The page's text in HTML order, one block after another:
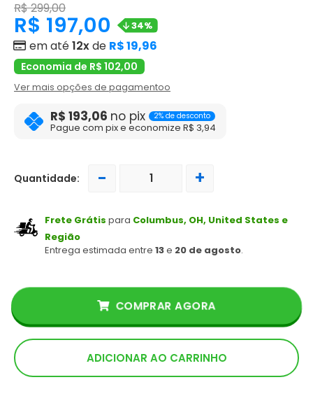
R$ 299,00
R$ 197,00 34%
em até12xde R$ 19,96
Economia de R$ 102,00
Ver mais opções de pagamentoo
R$ 193,06 no pix 2% de desconto
Pague com pix e economize R$ 3,94
Quantidade: - +
Frete Grátis para Columbus, OH, United States e
Região
Entrega estimada entre 13e 20 de agosto.
ADICIONAR AO CARRINHO
COMPRAR AGORA